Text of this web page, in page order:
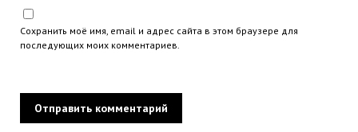
Сохранить моё имя, email и адрес сайта в этом браузере для
последующих моих комментариев.